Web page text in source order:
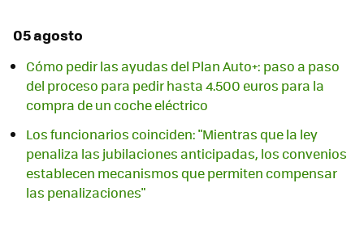
05 agosto
Cómo pedir las ayudas del Plan Auto+: paso a paso
del proceso para pedir hasta 4.500 euros para la
compra de un coche eléctrico
Los funcionarios coinciden: "Mientras que la ley
penaliza las jubilaciones anticipadas, los convenios
establecen mecanismos que permiten compensar
las penalizaciones"